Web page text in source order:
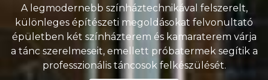
A legmodernebb színháztechnikával felszerelt,
különleges építészeti megoldásokat felvonultató
épületben két színházterem és kamaraterem várja
a tánc szerelmeseit, emellett próbatermek segítik a
professzionális táncosok felkészülését.